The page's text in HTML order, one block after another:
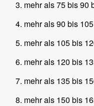
mehr als 75 bis 90
mehr als 90 bis
mehr als 105 bis
mehr als 120 bis
mehr als 135 bis
mehr als 150 bis